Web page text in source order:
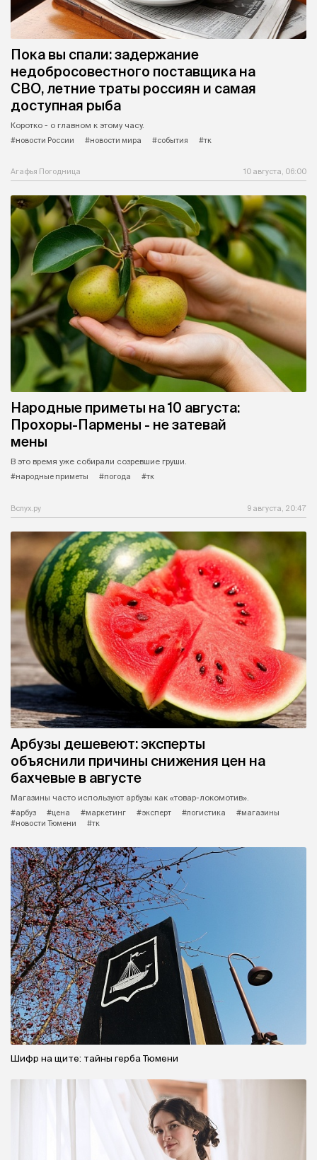
Пока вы спали: задержание
недобросовестного поставщика на
СВО, летние траты россиян и самая
доступная рыба
Коротко - о главном к этому часу.
#новости России
#новости мира #события #тк
Агафья Погодница 10 августа, 06:00
Народные приметы на 10 августа:
Прохоры-Пармены - не затевай
мены
В это время уже собирали созревшие груши.
#народные приметы
#погода #тк
Вслух.ру 9 августа, 20:47
Арбузы дешевеют: эксперты
объяснили причины снижения цен на
бахчевые в августе
Магазины часто используют арбузы как «товар-локомотив».
#арбуз
#цена #маркетинг #эксперт #логистика
#магазины
#новости Тюмени
#тк
Шифр на щите: тайны герба Тюмени